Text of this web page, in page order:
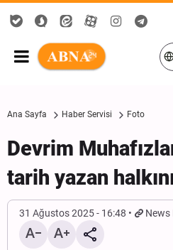
Ana Sayfa Haber Servisi Foto
Devrim
tarih yazan
31 Ağustos 2025 - 16:48 News